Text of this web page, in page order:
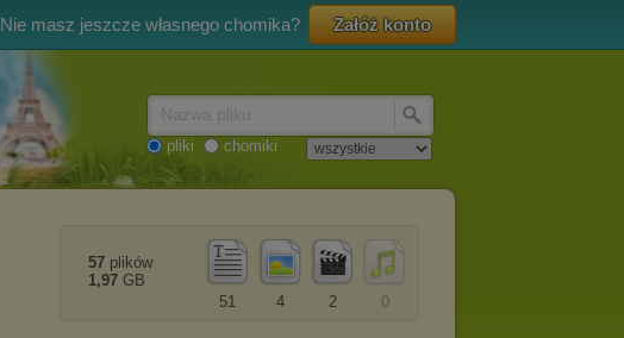
Nie masz jeszcze własnego chomika? Załóż konto
pliki chomiki
0
2
4
51
57 plików
1,97 GB